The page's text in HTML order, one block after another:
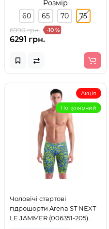
Розмір
60
65 70 75
6990 грн. -10 %
6291 грн.
Акція
Популярний
Чоловічі стартові
гідрошорти Arena ST NEXT
LE JAMMER (006351-205)